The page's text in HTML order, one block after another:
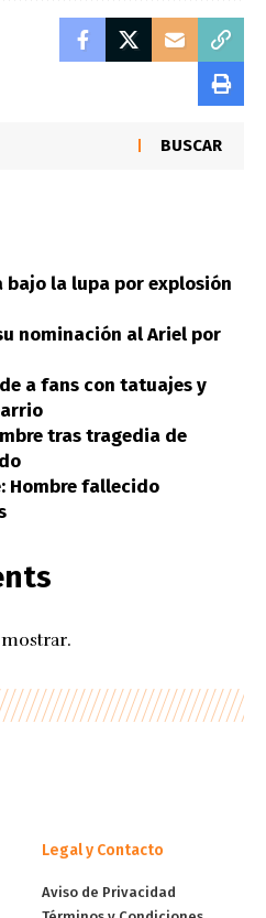
BUSCAR
bajo la lupa por explosión
nominación al Ariel por
a fans con tatuajes y
tras tragedia de
Hombre fallecido
Legal y Contacto
Aviso de Privacidad